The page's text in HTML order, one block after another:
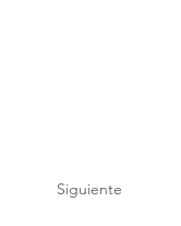
Siguiente